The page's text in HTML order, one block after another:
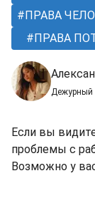
ПРАВA
ПРАВА
Дежурный
Если вы
проблемы с
Возможно у